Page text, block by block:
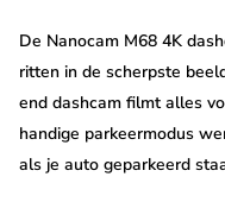
De Nanocam M68 4K
ritten in de scherpste
end dashcam filmt alles
handige parkeermodus
als je auto geparkeerd